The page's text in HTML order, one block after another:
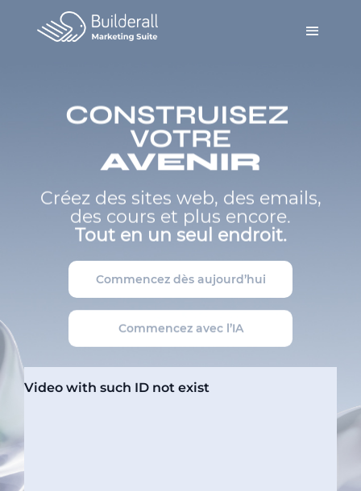
CONSTRUISEZ
VOTRE
AVENIR
Créez des sites web, des emails,
des cours et plus encore.
Tout en un seul endroit.
Commencez dès aujourd’hui
Commencez avec l’IA